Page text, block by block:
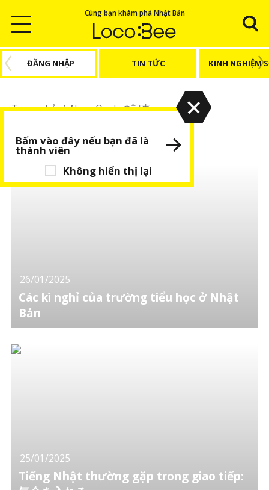
Cùng bạn khám phá Nhật Bản
ĐĂNG NHẬP TIN TỨC KINH NGHIỆM
Trang chủ/Ngọc Oanh の記事
Ngọc Oanh
26/01/2025
Các kì nghỉ của trường tiểu học ở Nhật
Bản
25/01/2025
Tiếng Nhật thường gặp trong giao tiếp:
Không hiển thị lại
Bấm vào đây nếu bạn đã là
thành viên